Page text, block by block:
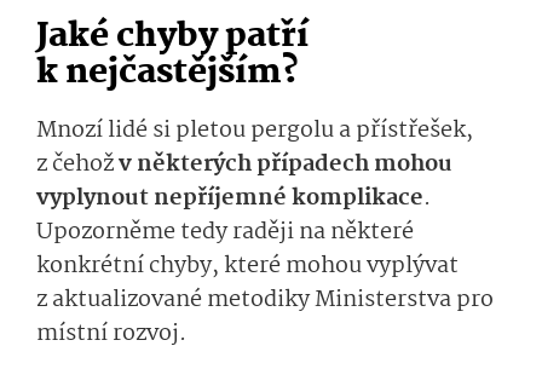
Jaké chyby patří
k nejčastějším?
Mnozí lidé si pletou pergolu a přístřešek,
z čehožv některých případech mohou
vyplynout nepříjemné komplikace.
Upozorněme tedy raději na některé
konkrétní chyby, které mohou vyplývat
z aktualizované metodiky Ministerstva pro
místní rozvoj.